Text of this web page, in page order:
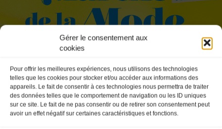
Gérer le consentement aux
cookies
Pour offrir les meilleures expériences, nous utilisons des technologies
telles que les cookies pour stocker et/ou accéder aux informations des
appareils. Le fait de consentir à ces technologies nous permettra de traiter
des données telles que le comportement de navigation ou les ID uniques
sur ce site. Le fait de ne pas consentir ou de retirer son consentement peut
avoir un effet négatif sur certaines caractéristiques et fonctions.